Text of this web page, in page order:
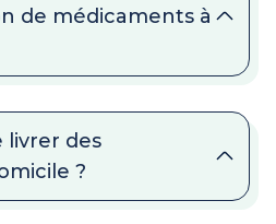
de médicaments à
livrer des
?